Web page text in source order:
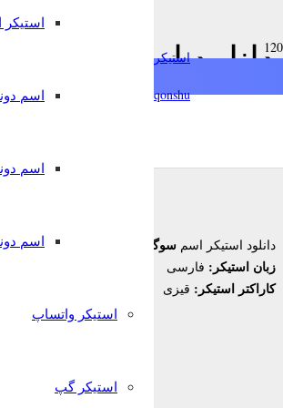
استیکرساز
qonshu@ اسم
اسم
اسم
استیکر واتساپ
استیکر گپ
دانلود استیکر
دانلود استیکر اسم سوگول
زبان استیکر: فارسی
کاراکتر استیکر: قیزی